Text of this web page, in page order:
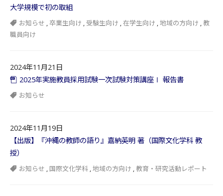
大学規模で初の取組
お知らせ ,卒業生向け , 受験生向け ,在学生向け ,地域の方向け , 教
職員向け
2024年11月21日
2025年実施教員採用試験一次試験対策講座Ⅰ 報告書
お知らせ
2024年11月19日
【出版】『沖縄の教師の語り』嘉納英明 著（国際文化学科 教
授）
お知らせ , 国際文化学科 ,地域の方向け , 教育・研究活動レポート